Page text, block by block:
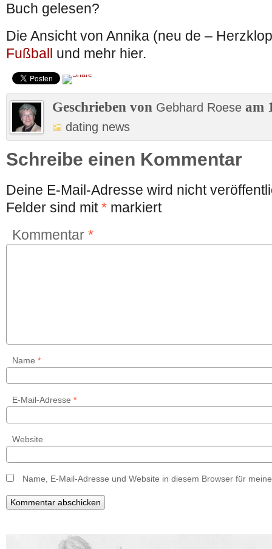
Buch gelesen?
Die Ansicht von Annika (neu de –
Fußball und mehr hier.
Geschrieben von Gebhard Roese am
dating news
Schreibe einen Kommentar
Deine E-Mail-Adresse wird nicht
Felder sind mit* markiert
Kommentar *
Name *
E-Mail-Adresse *
Website
Name, E-Mail-Adresse und Website in diesem Browser für